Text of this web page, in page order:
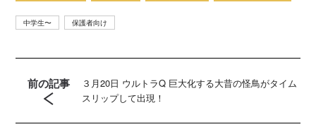
中学生〜 保護者向け
前の記事
３月20日 ウルトラQ 巨大化する大昔の怪鳥がタイム
スリップして出現！